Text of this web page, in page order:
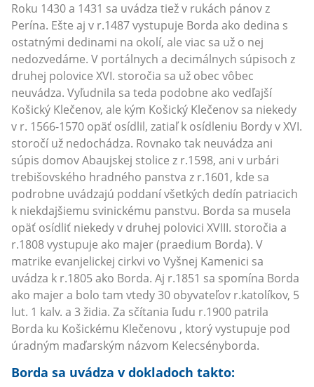
Roku 1430 a 1431 sa uvádza tiež v rukách pánov z
Perína. Ešte aj v r.1487 vystupuje Borda ako dedina s
ostatnými dedinami na okolí, ale viac sa už o nej
nedozvedáme. V portálnych a decimálnych súpisoch z
druhej polovice XVI. storočia sa už obec vôbec
neuvádza. Vyľudnila sa teda podobne ako vedľajší
Košický Klečenov, ale kým Košický Klečenov sa niekedy
v r. 1566-1570 opäť osídlil, zatiaľ k osídleniu Bordy v XVI.
storočí už nedochádza. Rovnako tak neuvádza ani
súpis domov Abaujskej stolice z r.1598, ani v urbári
trebišovského hradného panstva z r.1601, kde sa
podrobne uvádzajú poddaní všetkých dedín patriacich
k niekdajšiemu svinickému panstvu. Borda sa musela
opäť osídliť niekedy v druhej polovici XVIII. storočia a
r.1808 vystupuje ako majer (praedium Borda). V
matrike evanjelickej cirkvi vo Vyšnej Kamenici sa
uvádza k r.1805 ako Borda. Aj r.1851 sa spomína Borda
ako majer a bolo tam vtedy 30 obyvateľov r.katolíkov, 5
lut. 1 kalv. a 3 židia. Za sčítania ľudu r.1900 patrila
Borda ku Košickému Klečenovu , ktorý vystupuje pod
úradným maďarským názvom Kelecsényborda.
Borda sa uvádza v dokladoch takto: